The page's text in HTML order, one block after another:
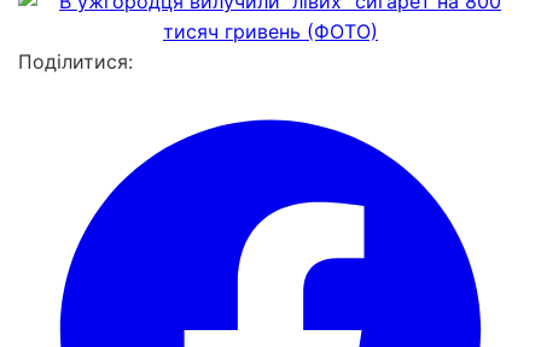
Поділитися: